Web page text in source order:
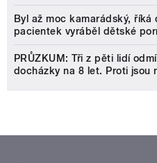
Byl až moc kamarádský,
pacientek vyráběl dětské
PRŮZKUM: Tři z pěti lidí
docházky na 8 let. Proti jsou